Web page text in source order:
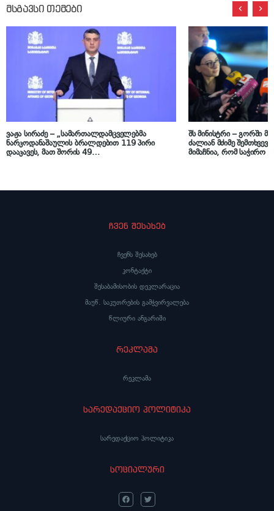
მსგავსი თემები
ვაჟა სირაძე – „სამართალდამცველებმა
ნარკოდანაშაულის ბრალდებით 119 პირი
დააკავეს, მათ შორის 49
შს მინისტრი – გორში
ძალიან მძიმე
მიმაჩნია, რომ საჭირო
ჩვენ შესახებ
ჩვენს შესახებ
კონტაქტი
შესაბამისობის დეკლარაცია
მაუწ. საკუთრების გამჭვირვალება
წლიური ანგარიში
რეკლამა
რეკლამა
სარედაქციო პოლიტიკა
სარედაქციო პოლიტიკა
სოციალური